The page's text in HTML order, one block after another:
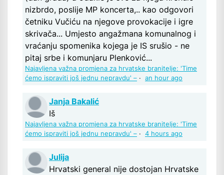
nizbrdo, poslije MP koncerta,.. kao odgovori
četniku Vučiću na njegove provokacije i igre
skrivača... Umjesto angažmana komunalnog i
vraćanju spomenika kojega je IS srušio - ne
pitaj srbe i komunjaru Plenković...
Najavljena važna promjena za hrvatske branitelje: 'Time
ćemo ispraviti još jednu nepravdu' – · an hour ago
Janja Bakalić
Iš
Najavljena važna promjena za hrvatske branitelje: 'Time
ćemo ispraviti još jednu nepravdu' – · 4 hours ago
Julija
Hrvatski general nije dostojan Hrvatske